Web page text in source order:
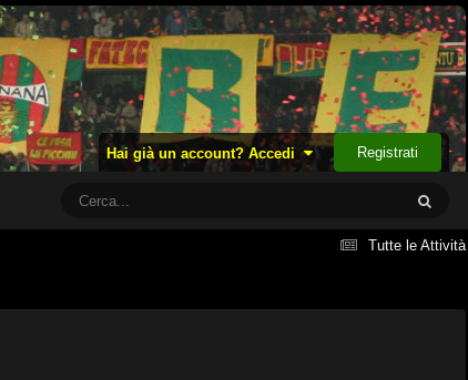
Hai già un account? Accedi Registrati
Tutte le Attività